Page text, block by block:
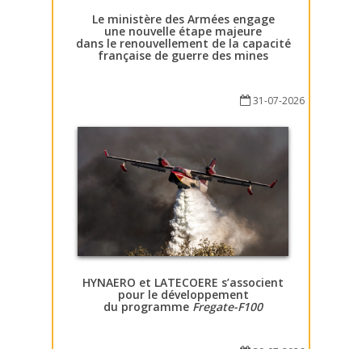
Le ministère des Armées engage
une nouvelle étape majeure
dans le renouvellement de la capacité
française de guerre des mines
31-07-2026
HYNAERO et LATECOERE s’associent
pour le développement
du programme Fregate-F100